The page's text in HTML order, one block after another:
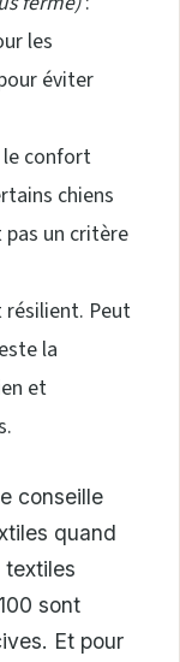
les
éviter
confort
chiens
pas un critère
Peut
la
et
conseille
quand
textiles
sont
Et pour